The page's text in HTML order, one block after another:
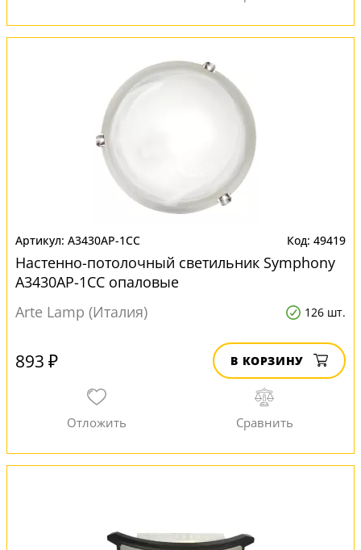
A3430AP-1CC 49419
Настенно-потолочный светильник Symphony
A3430AP-1CC опаловые
Arte Lamp (Италия)
126 шт.
893 ₽ В КОРЗИНУ